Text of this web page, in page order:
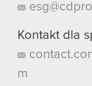
Kontakt dla
m